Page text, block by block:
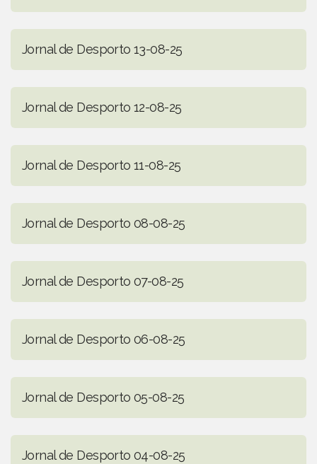
Jornal de Desporto 13-08-25
Jornal de Desporto 12-08-25
Jornal de Desporto 11-08-25
Jornal de Desporto 08-08-25
Jornal de Desporto 07-08-25
Jornal de Desporto 06-08-25
Jornal de Desporto 05-08-25
Jornal de Desporto 04-08-25